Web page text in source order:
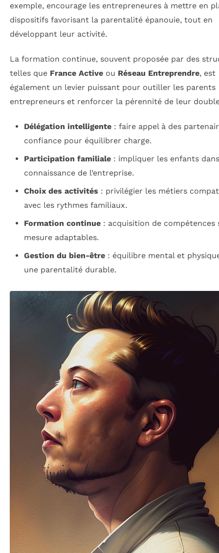
exemple, encourage les entrepreneures à mettre en
dispositifs favorisant la parentalité épanouie, tout en
développant leur activité.
La formation continue, souvent proposée par des
telles que France Active ou Réseau Entreprendre, est
également un levier puissant pour outiller les parents
entrepreneurs et renforcer la pérennité de leur
Délégation intelligente: faire appel à des
confiance pour équilibrer charge.
Participation familiale: impliquer les enfants
connaissance de l’entreprise.
Choix des activités : privilégier les métiers
avec les rythmes familiaux.
Formation continue: acquisition de compétences
mesure adaptables.
Gestion du bien-être: équilibre mental et
une parentalité durable.